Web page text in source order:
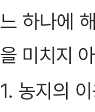
느 하나에
을 미치지
1. 농지의